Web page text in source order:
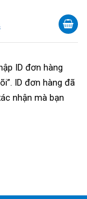
ID đơn hàng
ID đơn hàng đã
nhận mà bạn